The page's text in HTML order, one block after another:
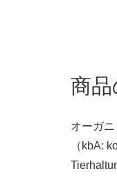
商
オーガ
（kbA: